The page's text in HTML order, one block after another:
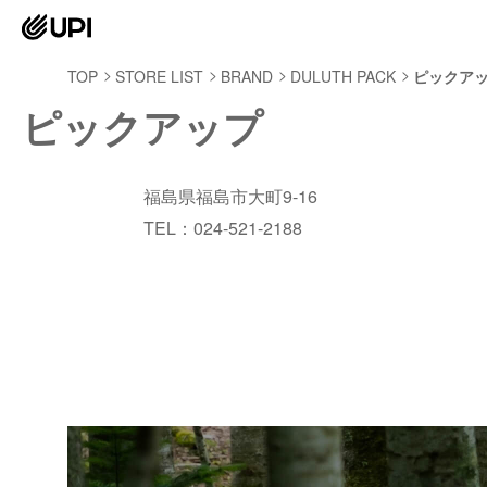
TOP STORE LIST BRAND DULUTH PACK ピックア
ピックアップ
福島県福島市大町9-16
TEL：024-521-2188